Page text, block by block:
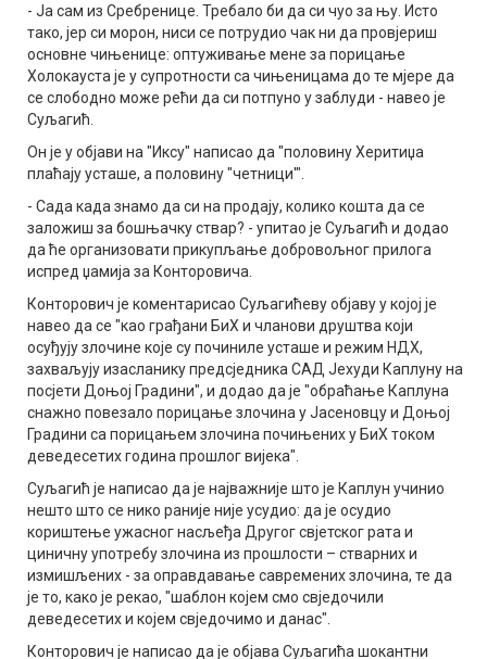
- Ја сам из Сребренице. Требало би да си чуо за њу. Исто
тако, јер си морон, ниси се потрудио чак ни да провјериш
основне чињенице: оптуживање мене за порицање
Холокауста је у супротности са чињеницама до те мјере да
се слободно може рећи да си потпуно у заблуди - навео је
Суљагић.
Он је у објави на "Иксу" написао да "половину Херитиџа
плаћају усташе, а половину "четници'".
- Сада када знамо да си на продају, колико кошта да се
заложиш за бошњачку ствар? - упитао је Суљагић и додао
да ће организовати прикупљање добровољног прилога
испред џамија за Конторовича.
Конторович је коментарисао Суљагићеву објаву у којој је
навео да се "као грађани БиХ и чланови друштва који
осуђују злочине које су починиле усташе и режим НДХ,
захваљују изасланику предсједника САД Јехуди Каплуну на
посјети Доњој Градини", и додао да је "обраћање Каплуна
снажно повезало порицање злочина у Јасеновцу и Доњој
Градини са порицањем злочина почињених у БиХ током
деведесетих година прошлог вијека".
Суљагић је написао да је најважније што је Каплун учинио
нешто што се нико раније није усудио: да је осудио
кориштење ужасног насљеђа Другог свјетског рата и
циничну употребу злочина из прошлости – стварних и
измишљених - за оправдавање савремених злочина, те да
је то, како је рекао, "шаблон којем смо свједочили
деведесетих и којем свједочимо и данас".
Конторович је написао да је објава Суљагића шокантни